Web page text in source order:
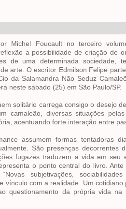
Michel Foucault no terceiro
a possibilidade de criação de
de uma determinada sociedade,
arte. O escritor Edmilson Felipe
da Salamandra Não Seduz
neste sábado (25) em São Paulo/SP.
solitário carrega consigo o desejo
camaleão, diversas situações
acentuando forte interação entre
assumem formas tentadoras
São presenças decorrentes
fugazes traduzem a vida em seu
o ponto central do livro.
subjetivações,
vínculo com a realidade. Um
questionamento da própria vida na